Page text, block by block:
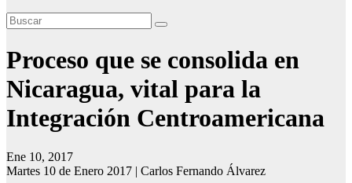
Proceso que se consolida en
Nicaragua, vital para la
Integración Centroamericana
Ene 10, 2017
Martes 10 de Enero 2017 | Carlos Fernando Álvarez